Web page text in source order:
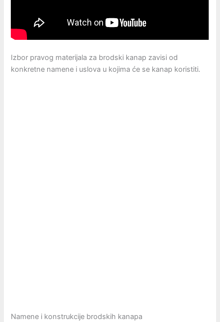
Izbor pravog materijala za brodski kanap zavisi od
konkretne namene i uslova u kojima će se kanap koristiti.
Namene i konstrukcije brodskih kanapa